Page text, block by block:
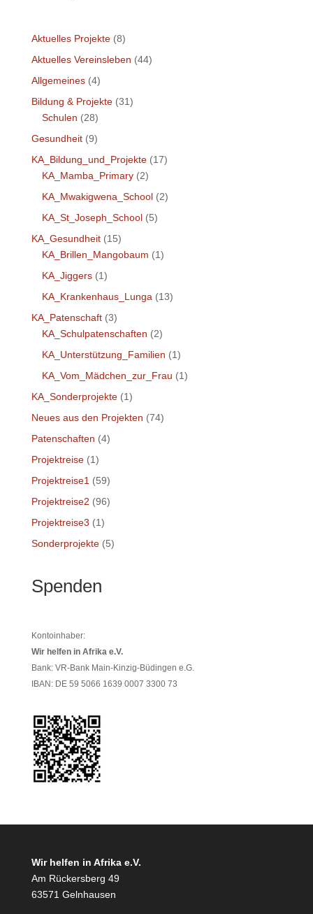
Aktuelles Projekte(8)
Aktuelles Vereinsleben (44)
Allgemeines(4)
Bildung & Projekte(31)
Schulen (28)
Gesundheit(9)
KA_Bildung_und_Projekte(17)
KA_Mamba_Primary(2)
KA_Mwakigwena_School(2)
KA_St_Joseph_School(5)
KA_Gesundheit(15)
KA_Brillen_Mangobaum (1)
KA_Jiggers(1)
KA_Krankenhaus_Lunga (13)
KA_Patenschaft(3)
KA_Schulpatenschaften (2)
KA_Unterstützung_Familien (1)
KA_Vom_Mädchen_zur_Frau (1)
KA_Sonderprojekte(1)
Neues aus den Projekten (74)
Patenschaften (4)
Projektreise(1)
Projektreise1 (59)
Projektreise2 (96)
Projektreise3 (1)
Sonderprojekte(5)
Spenden
Kontoinhaber:
Wir helfen in Afrika e.V.
Bank: VR-Bank Main-Kinzig-Büdingen e.G.
IBAN: DE 59 5066 1639 0007 3300 73
Wir helfen in Afrika e.V.
Am Rückersberg 49
63571 Gelnhausen